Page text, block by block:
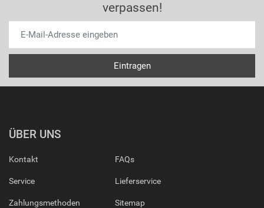
verpassen!
ÜBER UNS
Kontakt
Service
Zahlungsmethoden
FAQs
Lieferservice
Sitemap